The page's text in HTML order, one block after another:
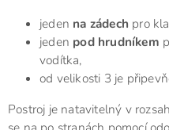
jeden na zádech pro
jeden pod hrudníkem
vodítka,
od velikosti 3 je
Postroj je natavitelný v